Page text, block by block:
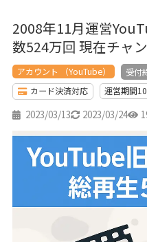
2008年11月運営
数524万回 現在チャ
アカウント （YouTube） 受付
カード決済対応
運営期間
2023/03/13 2023/03/24